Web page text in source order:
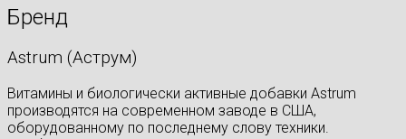
Бренд
Astrum (Аструм)
Витамины и биологически активные добавки Astrum
производятся на современном заводе в США,
оборудованному по последнему слову техники.